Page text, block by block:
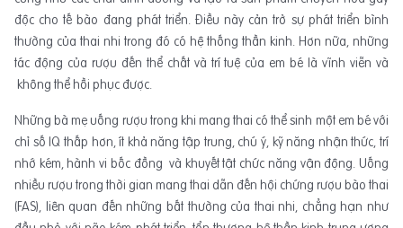
độc cho tế bào đang phát triển. Điều này cản trở sự phát triển bình
thường của thai nhi trong đó có hệ thống thần kinh. Hơn nữa, những
tác động của rượu đến thể chất và trí tuệ của em bé là vĩnh viễn và
không thể hồi phục được.
Những bà mẹ uống rượu trong khi mang thai có thể sinh một em bé với
chỉ số IQ thấp hơn, ít khả năng tập trung, chú ý, kỹ năng nhận thức, trí
nhớ kém, hành vi bốc đồng và khuyết tật chức năng vận động. Uống
nhiều rượu trong thời gian mang thai dẫn đến hội chứng rượu bào thai
(FAS), liên quan đến những bất thường của thai nhi, chẳng hạn như